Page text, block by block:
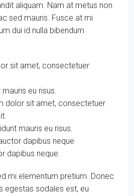
aliquam. Nam at metus non
sed mauris. Fusce at mi
dui id nulla bibendum
sit amet, consectetuer
eu risus.
dolor sit amet, consectetuer
mauris eu risus.
dapibus neque.
dapibus neque.
mi elementum pretium. Donec
egestas sodales est, eu